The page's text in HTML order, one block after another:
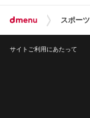
スポーツ
サイトご利用にあたって